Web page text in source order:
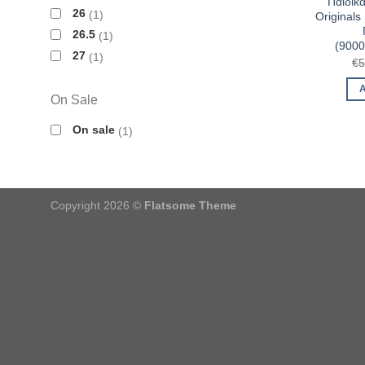
26
1
26.5
1
27
1
On Sale
On sale 1
Originals
€
Copyright 2026 © Flatsome Theme